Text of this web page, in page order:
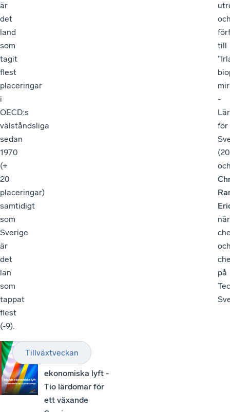
är
det
land
som
tagit
flest
placeringar
i
OECD:s
välståndsliga
sedan
1970
(+
20
placeringar)
samtidigt
som
Sverige
är
det
lan
som
tappat
flest
(-9).
till
-
för
på
ekonomiska lyft -
Tio lärdomar för
ett växande
Tillväxtveckan